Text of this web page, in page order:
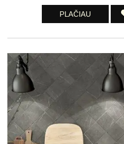
PLAČIAU